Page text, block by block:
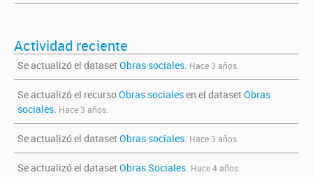
Actividad reciente
Se actualizó el dataset Obras sociales. Hace 3 años.
Se actualizó el recursoObras socialesen el dataset Obras
sociales. Hace 3 años.
Se actualizó el dataset Obras sociales. Hace 3 años.
Se actualizó el dataset Obras Sociales. Hace 4 años.